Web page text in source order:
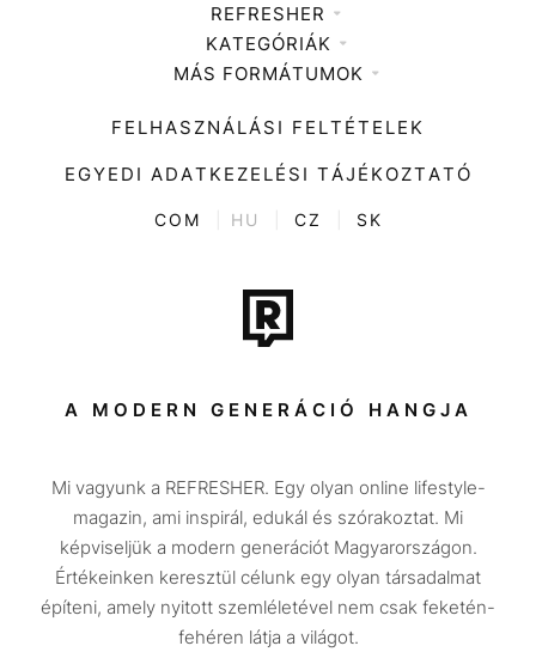
REFRESHER
Médiaajánlat
KATEGÓRIÁK
Zene
Divat
Kultúra
ENTR
Tech-Tudomány
Sport
Társadalom
Utazás
Életmód
Design
Beszélgetések
MÁS FORMÁTUMOK
FELHASZNÁLÁSI FELTÉTELEK
EGYEDI ADATKEZELÉSI TÁJÉKOZTATÓ
COM HU CZ SK
A MODERN GENERÁCIÓ HANGJA
Mi vagyunk a REFRESHER. Egy olyan online lifestyle-
magazin, ami inspirál, edukál és szórakoztat. Mi
képviseljük a modern generációt Magyarországon.
Értékeinken keresztül célunk egy olyan társadalmat
építeni, amely nyitott szemléletével nem csak feketén-
fehéren látja a világot.